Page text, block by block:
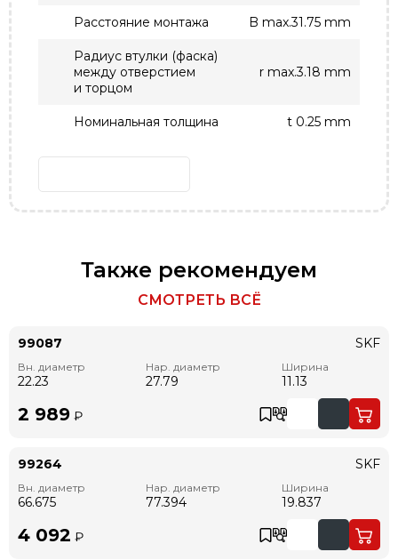
Расстояние монтажа B max.31.75 mm
Радиус втулки (фаска)
между отверстием
и торцом
r max.3.18 mm
Номинальная толщина t 0.25 mm
Также рекомендуем
СМОТРЕТЬ ВСЁ
99087
Вн. диаметр
22.23
Нар. диаметр
27.79
Ширина
11.13
SKF
2 989 ₽
99264
Вн. диаметр
66.675
Нар. диаметр
77.394
Ширина
19.837
SKF
4 092 ₽